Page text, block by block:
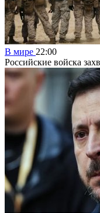
В мире 22:00
Российские войска